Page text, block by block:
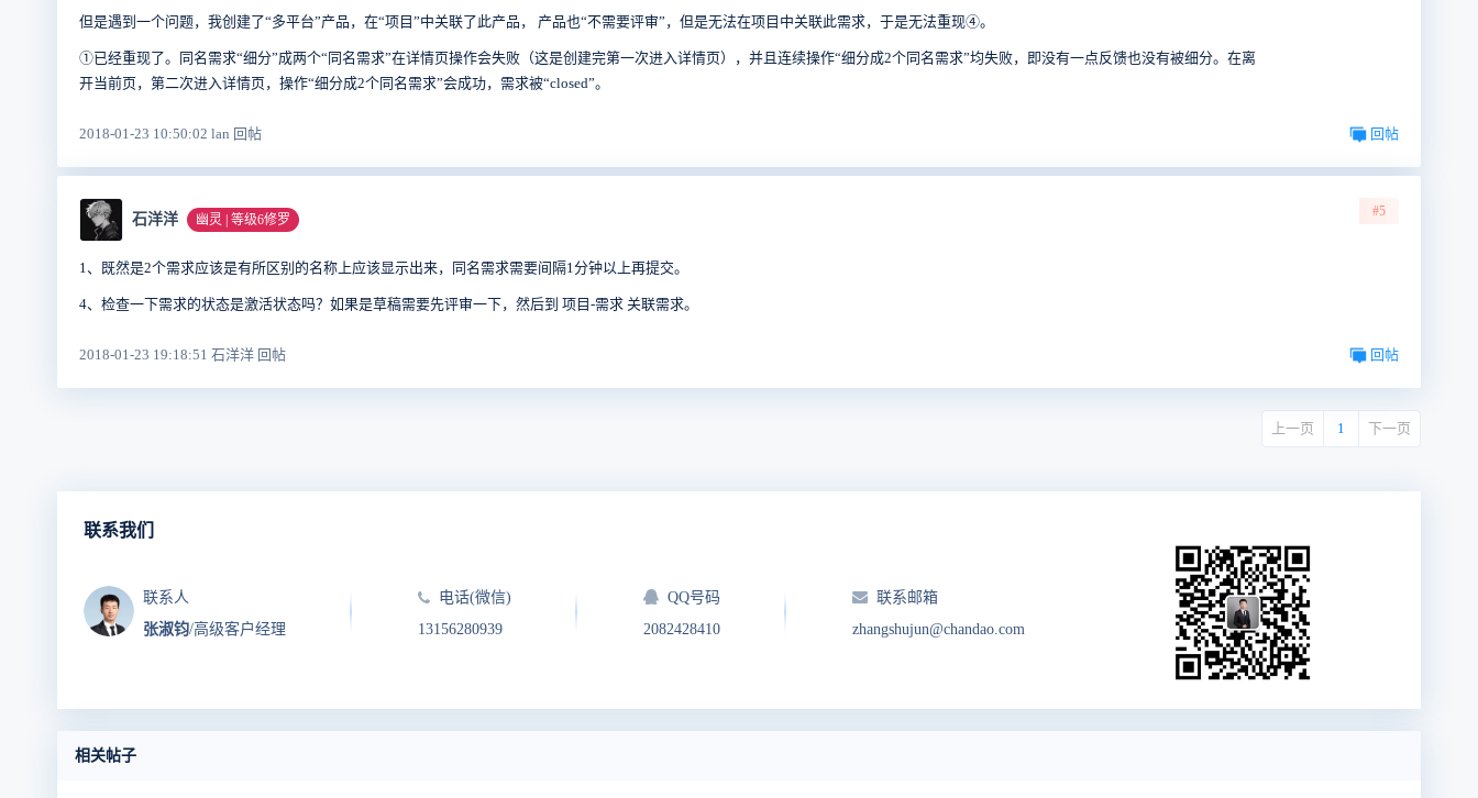
但是遇到一个问题，我创建了“多平台”产品，在“项目”中关联了此产品， 产品也“不需要评审”，但是无法在项目中关联此需求，于是无法重现④。
①已经重现了。同名需求“细分”成两个“同名需求”在详情页操作会失败（这是创建完第一次进入详情页），并且连续操作“细分成2个同名需求”均失败，即没有一点反馈也没有被细分。在离
开当前页，第二次进入详情页，操作“细分成2个同名需求”会成功，需求被“closed”。
2018-01-23 10:50:02 lan 回帖 回帖
石洋洋 幽灵 | 等级6修罗
#5
1、既然是2个需求应该是有所区别的名称上应该显示出来，同名需求需要间隔1分钟以上再提交。
4、检查一下需求的状态是激活状态吗？如果是草稿需要先评审一下，然后到 项目-需求 关联需求。
2018-01-23 19:18:51 石洋洋 回帖 回帖
上一页 1 下一页
联系我们
联系人
张淑钧/高级客户经理
电话(微信)
13156280939
QQ号码
2082428410
联系邮箱
zhangshujun@chandao.com
相关帖子